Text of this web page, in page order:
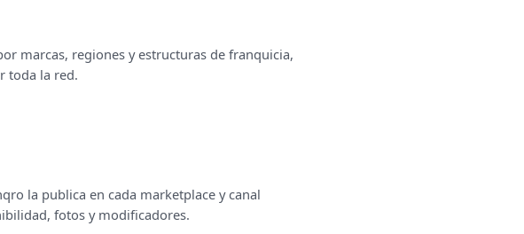
marcas, regiones y estructuras de franquicia,
toda la red.
la publica en cada marketplace y canal
fotos y modificadores.